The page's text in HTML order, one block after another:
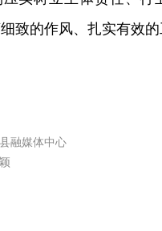
致的作风、扎实有效
融媒体中心